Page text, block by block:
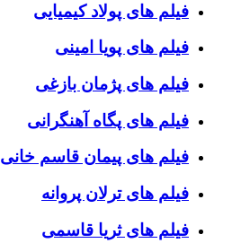
فیلم های پولاد کیمیایی
فیلم های پویا امینی
فیلم های پژمان بازغی
فیلم های پگاه آهنگرانی
فیلم های پیمان قاسم خانی
فیلم های ترلان پروانه
فیلم های ثریا قاسمی